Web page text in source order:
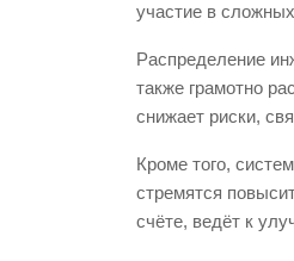
участие в
Распределение
также грамотно
снижает риски,
Кроме того,
стремятся
счёте, ведёт к